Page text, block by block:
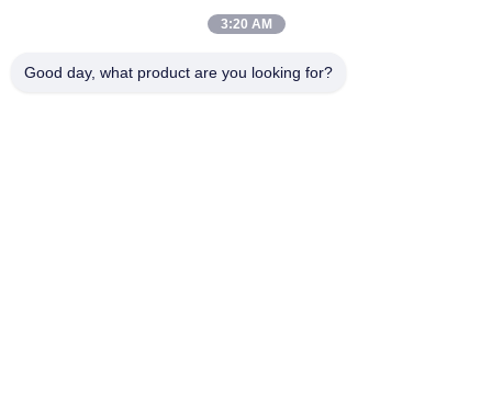
Engrais soluble dans l'eau de bore de calcium de chélate
3:20 AM
Good day, what product are you looking for?